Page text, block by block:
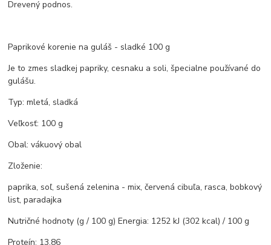
Drevený podnos.
Paprikové korenie na guláš - sladké 100 g
Je to zmes sladkej papriky, cesnaku a soli, špecialne používané do
gulášu.
Typ: mletá, sladká
Veľkosť: 100 g
Obal: vákuový obal
Zloženie:
paprika, soľ, sušená zelenina - mix, červená cibuľa, rasca, bobkový
list, paradajka
Nutričné hodnoty (g / 100 g) Energia: 1252 kJ (302 kcal) / 100 g
Proteín: 13,86